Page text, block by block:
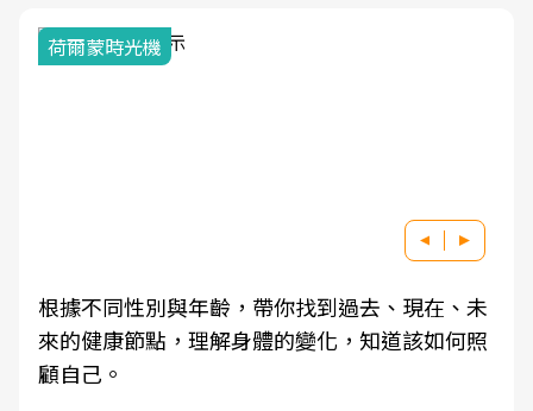
荷爾蒙時光機
根據不同性別與年齡，帶你找到過去、現在、未
來的健康節點，理解身體的變化，知道該如何照
顧自己。